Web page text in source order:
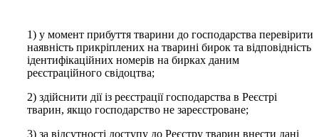
1) у момент прибуття тварини до господарства перевірити
наявність прикріплених на тварині бирок та відповідність
ідентифікаційних номерів на бирках даним
реєстраційного свідоцтва;
2) здійснити дії із реєстрації господарства в Реєстрі
тварин, якщо господарство не зареєстроване;
3) за відсутності доступу до Реєстру тварин внести дані